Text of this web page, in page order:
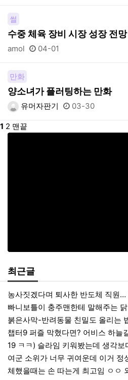
썰
수중 체육 장비 시장 성장 전
amol 04-01
만화
양소녀가 플러팅하는 만화
유머자판기 03-30
1 2 맨끝
최근글
농사짓겠다며 퇴사한 반도체 직원…
빠니보틀이 충주맨한테 말해주는
19 ㅋㅋ) 슬라임 키워봤는데 생각
여군 소위가 너무 귀여운데 이거 정
체했을때는 손 따는게 최고임 ㅇㅇ